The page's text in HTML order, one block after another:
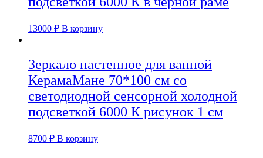
13000 ₽ В корзину
Зеркало настенное для ванной
КерамаМане 70*100 см со
светодиодной сенсорной холодной
подсветкой 6000 К рисунок 1 см
8700 ₽ В корзину